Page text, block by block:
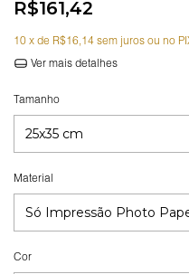
R$161,42
10 x de R$16,14 sem juros
Ver mais detalhes
Tamanho
Material
Cor